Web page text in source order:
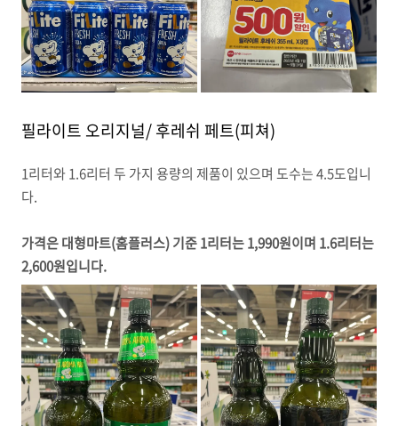
필라이트 오리지널/ 후레쉬 페트(피쳐)
1리터와 1.6리터 두 가지 용량의 제품이 있으며 도수는 4.5도입니
다.
가격은 대형마트(홈플러스) 기준 1리터는 1,990원이며 1.6리터는
2,600원입니다.